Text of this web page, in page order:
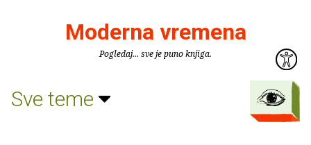
Moderna vremena
Pogledaj... sve je puno knjiga.
Sve teme